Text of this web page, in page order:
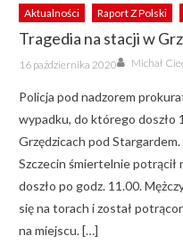
Aktualności Raport Z Polski
Tragedia na stacji w
Posted
on
16 października 2020 Author
Michał
Policja pod nadzorem
wypadku, do którego doszło
Grzędzicach pod
Szczecin śmiertelnie potrącił
doszło po godz. 11.00.
się na torach i został
na miejscu. […]